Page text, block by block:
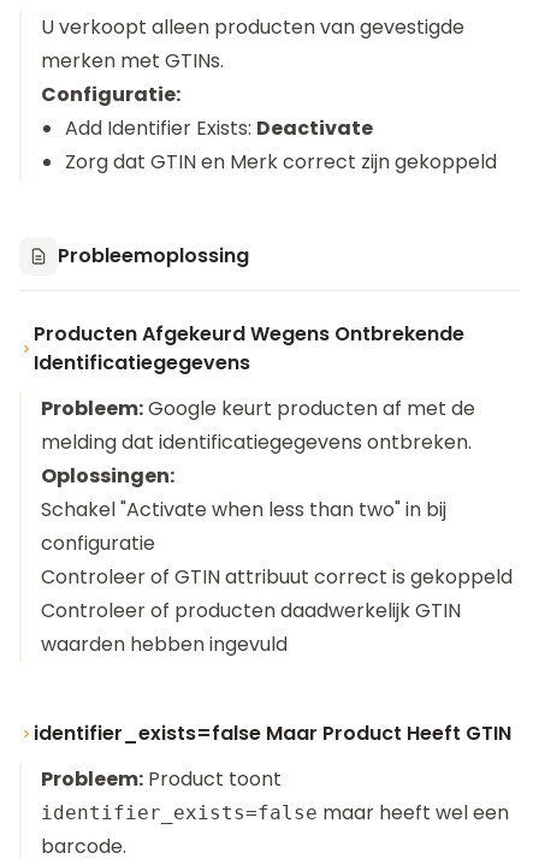
U verkoopt alleen producten van gevestigde
merken met GTINs.
Configuratie:
Add Identifier Exists: Deactivate
Zorg dat GTIN en Merk correct zijn gekoppeld
Probleemoplossing
Producten Afgekeurd Wegens Ontbrekende
Identificatiegegevens
Probleem:Google keurt producten af met de
melding dat identificatiegegevens ontbreken.
Oplossingen:
Schakel "Activate when less than two" in bij
configuratie
Controleer of GTIN attribuut correct is gekoppeld
Controleer of producten daadwerkelijk GTIN
waarden hebben ingevuld
identifier_exists=false Maar Product Heeft GTIN
Probleem: Product toont
identifier_exists=false maar heeft wel een
barcode.